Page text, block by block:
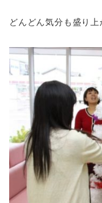
どんどん気分も盛り上